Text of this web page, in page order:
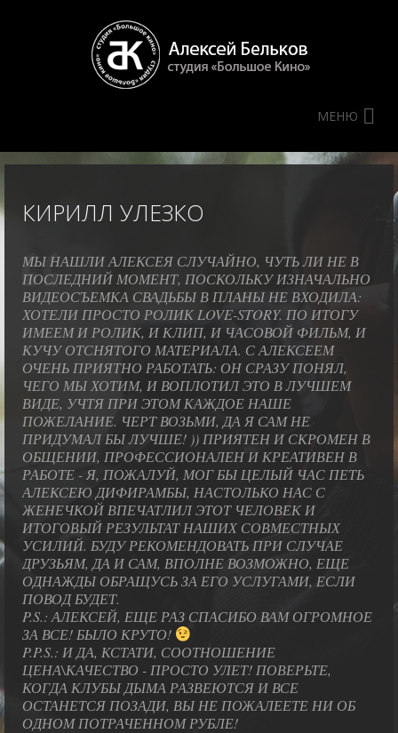
МЕНЮ
КИРИЛЛ УЛЕЗКО
МЫ НАШЛИ АЛЕКСЕЯ СЛУЧАЙНО, ЧУТЬ ЛИ НЕ В
ПОСЛЕДНИЙ МОМЕНТ, ПОСКОЛЬКУ ИЗНАЧАЛЬНО
ВИДЕОСЪЕМКА СВАДЬБЫ В ПЛАНЫ НЕ ВХОДИЛА:
ХОТЕЛИ ПРОСТО РОЛИК LOVE-STORY. ПО ИТОГУ
ИМЕЕМ И РОЛИК, И КЛИП, И ЧАСОВОЙ ФИЛЬМ, И
КУЧУ ОТСНЯТОГО МАТЕРИАЛА. С АЛЕКСЕЕМ
ОЧЕНЬ ПРИЯТНО РАБОТАТЬ: ОН СРАЗУ ПОНЯЛ,
ЧЕГО МЫ ХОТИМ, И ВОПЛОТИЛ ЭТО В ЛУЧШЕМ
ВИДЕ, УЧТЯ ПРИ ЭТОМ КАЖДОЕ НАШЕ
ПОЖЕЛАНИЕ. ЧЕРТ ВОЗЬМИ, ДА Я САМ НЕ
ПРИДУМАЛ БЫ ЛУЧШЕ! )) ПРИЯТЕН И СКРОМЕН В
ОБЩЕНИИ, ПРОФЕССИОНАЛЕН И КРЕАТИВЕН В
РАБОТЕ - Я, ПОЖАЛУЙ, МОГ БЫ ЦЕЛЫЙ ЧАС ПЕТЬ
АЛЕКСЕЮ ДИФИРАМБЫ, НАСТОЛЬКО НАС С
ЖЕНЕЧКОЙ ВПЕЧАТЛИЛ ЭТОТ ЧЕЛОВЕК И
ИТОГОВЫЙ РЕЗУЛЬТАТ НАШИХ СОВМЕСТНЫХ
УСИЛИЙ. БУДУ РЕКОМЕНДОВАТЬ ПРИ СЛУЧАЕ
ДРУЗЬЯМ, ДА И САМ, ВПОЛНЕ ВОЗМОЖНО, ЕЩЕ
ОДНАЖДЫ ОБРАЩУСЬ ЗА ЕГО УСЛУГАМИ, ЕСЛИ
ПОВОД БУДЕТ.
P.S.: АЛЕКСЕЙ, ЕЩЕ РАЗ СПАСИБО ВАМ ОГРОМНОЕ
ЗА ВСЕ! БЫЛО КРУТО!
P.P.S.: И ДА, КСТАТИ, СООТНОШЕНИЕ
ЦЕНА\КАЧЕСТВО - ПРОСТО УЛЕТ! ПОВЕРЬТЕ,
КОГДА КЛУБЫ ДЫМА РАЗВЕЮТСЯ И ВСЕ
ОСТАНЕТСЯ ПОЗАДИ, ВЫ НЕ ПОЖАЛЕЕТЕ НИ ОБ
ОДНОМ ПОТРАЧЕННОМ РУБЛЕ!